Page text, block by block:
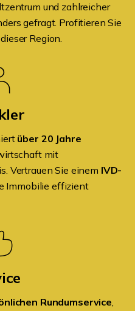
und zahlreicher
gefragt. Profitieren Sie
Region.
über 20 Jahre
mit
Vertrauen Sie einem IVD-
Immobilie effizient
Rundumservice,